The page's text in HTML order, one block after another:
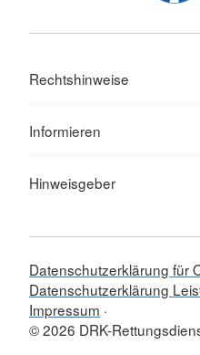
Rechtshinweise
Informieren
Hinweisgeber
Datenschutzerklärung für
Datenschutzerklärung
Impressum
© 2026 DRK-